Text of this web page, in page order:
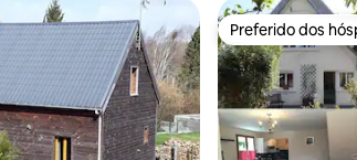
Preferido dos
Preferido dos